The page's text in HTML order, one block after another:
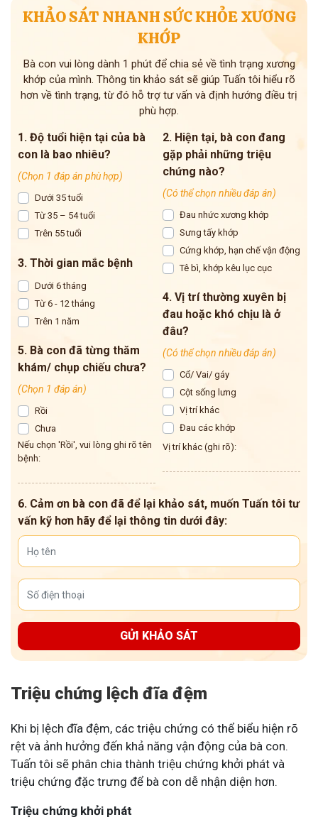
KHẢO SÁT NHANH SỨC KHỎE XƯƠNG
KHỚP
Bà con vui lòng dành 1 phút để chia sẻ về tình trạng xương
khớp của mình. Thông tin khảo sát sẽ giúp Tuấn tôi hiểu rõ
hơn về tình trạng, từ đó hỗ trợ tư vấn và định hướng điều trị
phù hợp.
1. Độ tuổi hiện tại của bà
con là bao nhiêu?
(Chọn 1 đáp án phù hợp)
Dưới 35 tuổi
Từ 35 – 54 tuổi
Trên 55 tuổi
3. Thời gian mắc bệnh
Dưới 6 tháng
Từ 6 - 12 tháng
Trên 1 năm
5. Bà con đã từng thăm
khám/ chụp chiếu chưa?
(Chọn 1 đáp án)
Rồi
Chưa
Nếu chọn 'Rồi', vui lòng ghi rõ tên
bệnh:
2. Hiện tại, bà con đang
gặp phải những triệu
chứng nào?
(Có thể chọn nhiều đáp án)
Đau nhức xương khớp
Sưng tấy khớp
Cứng khớp, hạn chế vận động
Tê bì, khớp kêu lục cục
4. Vị trí thường xuyên bị
đau hoặc khó chịu là ở
đâu?
(Có thể chọn nhiều đáp án)
Cổ/ Vai/ gáy
Cột sống lưng
Vị trí khác
Đau các khớp
Vị trí khác (ghi rõ):
6. Cảm ơn bà con đã để lại khảo sát, muốn Tuấn tôi tư
vấn kỹ hơn hãy để lại thông tin dưới đây:
GỬI KHẢO SÁT
Triệu chứng lệch đĩa đệm
Khi bị lệch đĩa đệm, các triệu chứng có thể biểu hiện rõ
rệt và ảnh hưởng đến khả năng vận động của bà con.
Tuấn tôi sẽ phân chia thành triệu chứng khởi phát và
triệu chứng đặc trưng để bà con dễ nhận diện hơn.
Triệu chứng khởi phát